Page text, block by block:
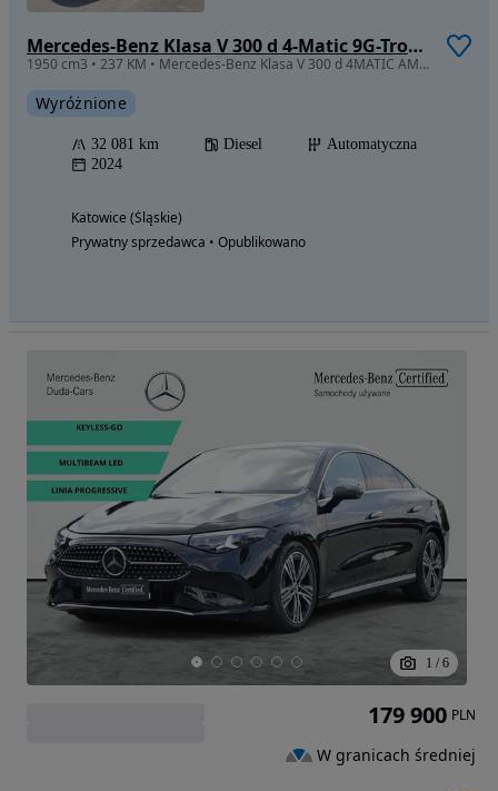
Mercedes-Benz Klasa V 300 d 4-Matic 9G-Tronic Avantgarde (d³ugi)
1950 cm3 • 237 KM • Mercedes-Benz Klasa V 300 d 4MATIC AMG – cesja leasingu
Wyróżnione
32 081 km Diesel
Automatyczna
2024
Katowice (Śląskie)
Prywatny sprzedawca • Opublikowano
1 / 6
179 900 PLN
W granicach średniej